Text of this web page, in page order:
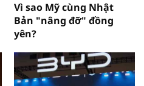
Vì sao Mỹ cùng Nhật
Bản "nâng đỡ" đồng
yên?